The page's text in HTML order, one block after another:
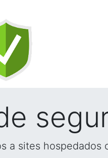
a sites hospedados